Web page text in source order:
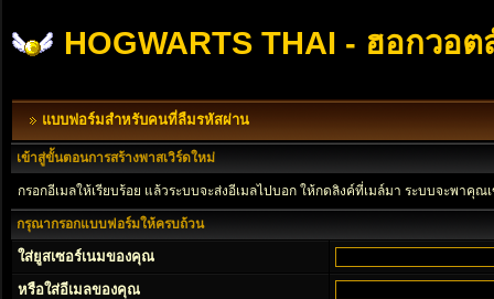
HOGWARTS THAI - ฮอกวอต
แบบฟอร์มสำหรับคนที่ลืมรหัสผ่าน
เข้าสู่ขั้นตอนการสร้างพาสเวิร์ดใหม่
กรอกอีเมลให้เรียบร้อย แล้วระบบจะส่งอีเมลไปบอก ให้กดลิงค์ที่เมล์มา ระบบจะพาคุ
กรุณากรอกแบบฟอร์มให้ครบถ้วน
ใส่ยูสเซอร์เนมของคุณ
หรือใส่อีเมลของคุณ